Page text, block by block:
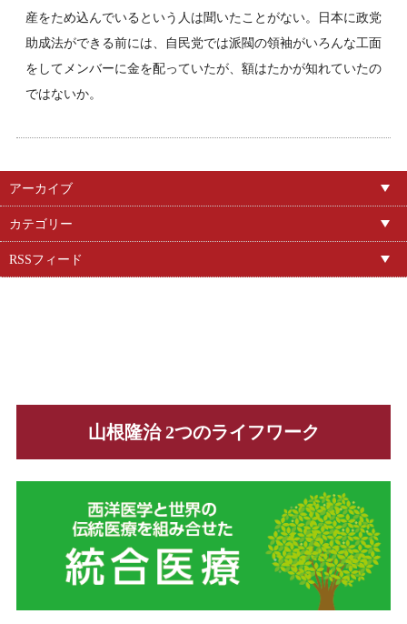
産をため込んでいるという人は聞いたことがない。日本に政党
助成法ができる前には、自民党では派閥の領袖がいろんな工面
をしてメンバーに金を配っていたが、額はたかが知れていたの
ではないか。
アーカイブ
カテゴリー
RSSフィード
山根隆治 2つのライフワーク